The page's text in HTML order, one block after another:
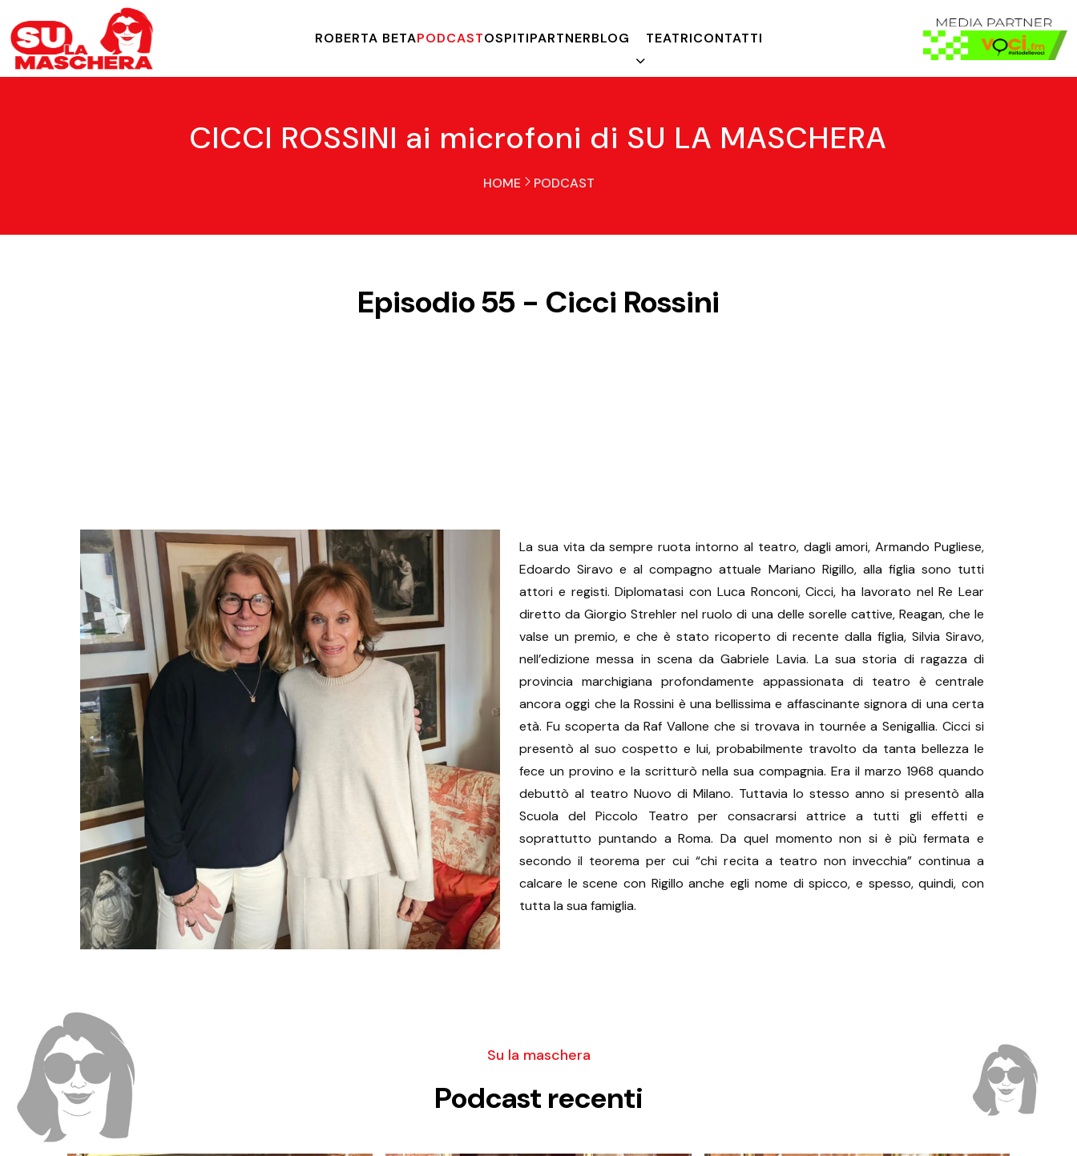
ROBERTA BETAPODCASTOSPITIPARTNERBLOG TEATRICONTATTI
CICCI ROSSINI ai microfoni di SU LA MASCHERA
HOME PODCAST
Episodio 55 - Cicci Rossini
La sua vita da sempre ruota intorno al teatro, dagli amori, Armando Pugliese,
Edoardo Siravo e al compagno attuale Mariano Rigillo, alla figlia sono tutti
attori e registi. Diplomatasi con Luca Ronconi, Cicci, ha lavorato nel Re Lear
diretto da Giorgio Strehler nel ruolo di una delle sorelle cattive, Reagan, che le
valse un premio, e che è stato ricoperto di recente dalla figlia, Silvia Siravo,
nell’edizione messa in scena da Gabriele Lavia. La sua storia di ragazza di
provincia marchigiana profondamente appassionata di teatro è centrale
ancora oggi che la Rossini è una bellissima e affascinante signora di una certa
età. Fu scoperta da Raf Vallone che si trovava in tournée a Senigallia. Cicci si
presentò al suo cospetto e lui, probabilmente travolto da tanta bellezza le
fece un provino e la scritturò nella sua compagnia. Era il marzo 1968 quando
debuttò al teatro Nuovo di Milano. Tuttavia lo stesso anno si presentò alla
Scuola del Piccolo Teatro per consacrarsi attrice a tutti gli effetti e
soprattutto puntando a Roma. Da quel momento non si è più fermata e
secondo il teorema per cui “chi recita a teatro non invecchia” continua a
calcare le scene con Rigillo anche egli nome di spicco, e spesso, quindi, con
tutta la sua famiglia.
Su la maschera
Podcast recenti